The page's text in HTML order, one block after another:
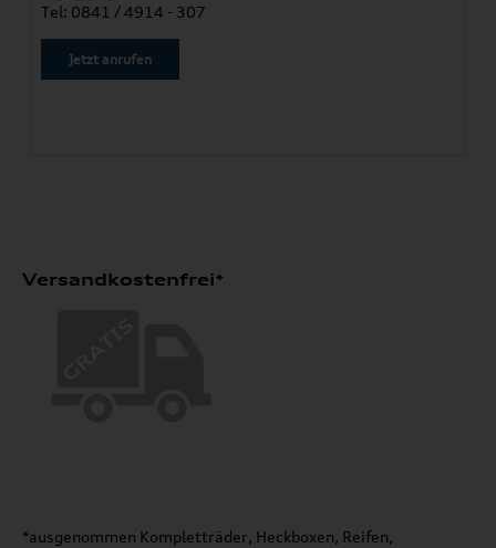
Tel: 0841 / 4914 - 307
Jetzt anrufen
Versandkostenfrei*
*ausgenommen Kompletträder, Heckboxen, Reifen,